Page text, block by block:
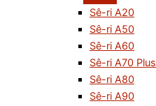
Sê-ri A20
Sê-ri A50
Sê-ri A60
Sê-ri A70 Plus
Sê-ri A80
Sê-ri A90